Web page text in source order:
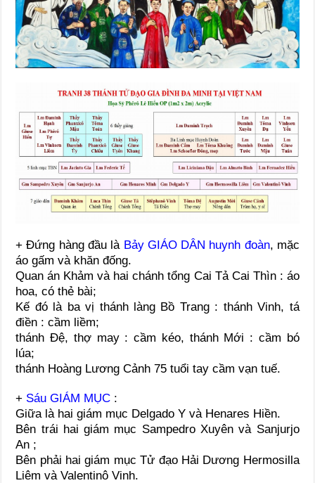
+ Đứng hàng đầu là Bảy GIÁO DÂN huynh đoàn, mặc
áo gấm và khăn đống.
Quan án Khảm và hai chánh tổng Cai Tả Cai Thìn : áo
hoa, có thẻ bài;
Kế đó là ba vị thánh làng Bồ Trang : thánh Vinh, tá
điền : cầm liềm;
thánh Đệ, thợ may : cầm kéo, thánh Mới : cầm bó
lúa;
thánh Hoàng Lương Cảnh 75 tuổi tay cầm vạn tuế.
+ Sáu GIÁM MỤC :
Giữa là hai giám mục Delgado Y và Henares Hiền.
Bên trái hai giám mục Sampedro Xuyên và Sanjurjo
An ;
Bên phải hai giám mục Tử đạo Hải Dương Hermosilla
Liêm và Valentinô Vinh.